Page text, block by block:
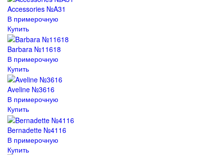
Accessories №A31
В примерочную
Купить
Barbara №11618
В примерочную
Купить
Aveline №3616
В примерочную
Купить
Bernadette №4116
В примерочную
Купить